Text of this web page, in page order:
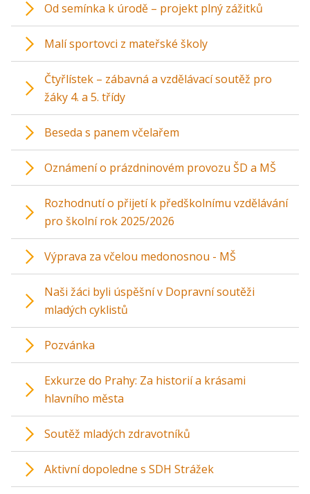
Od semínka k úrodě – projekt plný zážitků
Malí sportovci z mateřské školy
Čtyřlístek – zábavná a vzdělávací soutěž pro
žáky 4. a 5. třídy
Beseda s panem včelařem
Oznámení o prázdninovém provozu ŠD a MŠ
Rozhodnutí o přijetí k předškolnímu vzdělávání
pro školní rok 2025/2026
Výprava za včelou medonosnou - MŠ
Naši žáci byli úspěšní v Dopravní soutěži
mladých cyklistů
Pozvánka
Exkurze do Prahy: Za historií a krásami
hlavního města
Soutěž mladých zdravotníků
Aktivní dopoledne s SDH Strážek